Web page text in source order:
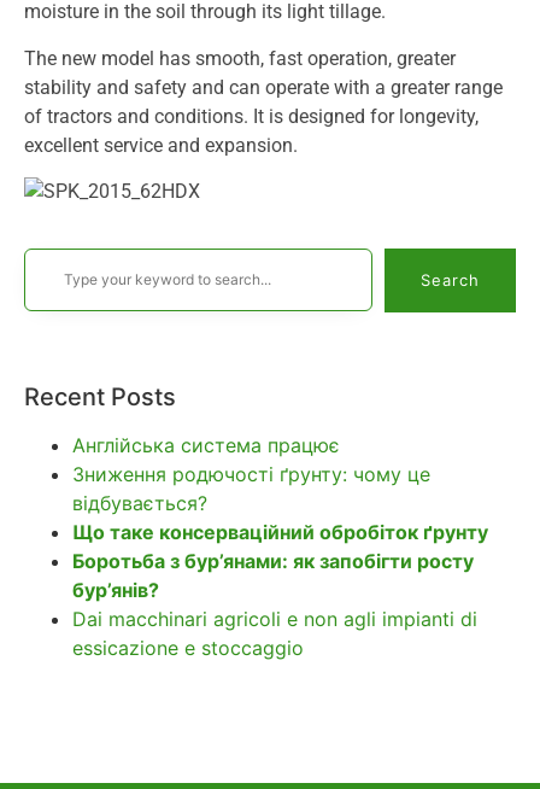
moisture in the soil through its light tillage.
The new model has smooth, fast operation, greater
stability and safety and can operate with a greater range
of tractors and conditions. It is designed for longevity,
excellent service and expansion.
Search
Recent Posts
Англійська система працює
Зниження родючості ґрунту: чому це
відбувається?
Що таке консерваційний обробіток ґрунту
Боротьба з бур’янами: як запобігти росту
бур’янів?
Dai macchinari agricoli e non agli impianti di
essicazione e stoccaggio